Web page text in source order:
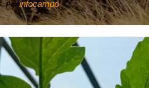
Por infocampo